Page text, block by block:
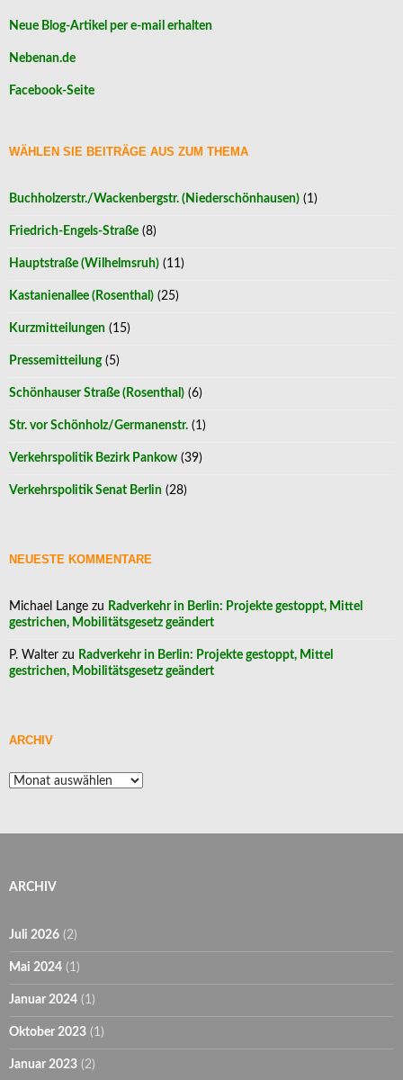
Neue Blog-Artikel per e-mail erhalten
Nebenan.de
Facebook-Seite
WÄHLEN SIE BEITRÄGE AUS ZUM THEMA
Buchholzerstr./Wackenbergstr. (Niederschönhausen) (1)
Friedrich-Engels-Straße (8)
Hauptstraße (Wilhelmsruh) (11)
Kastanienallee (Rosenthal) (25)
Kurzmitteilungen (15)
Pressemitteilung(5)
Schönhauser Straße (Rosenthal) (6)
Str. vor Schönholz/Germanenstr. (1)
Verkehrspolitik Bezirk Pankow (39)
Verkehrspolitik Senat Berlin (28)
NEUESTE KOMMENTARE
Michael Lange zu Radverkehr in Berlin: Projekte gestoppt, Mittel
gestrichen, Mobilitätsgesetz geändert
P. Walter zu Radverkehr in Berlin: Projekte gestoppt, Mittel
gestrichen, Mobilitätsgesetz geändert
ARCHIV
Archiv
ARCHIV
Juli 2026 (2)
Mai 2024 (1)
Januar 2024 (1)
Oktober 2023 (1)
Januar 2023 (2)